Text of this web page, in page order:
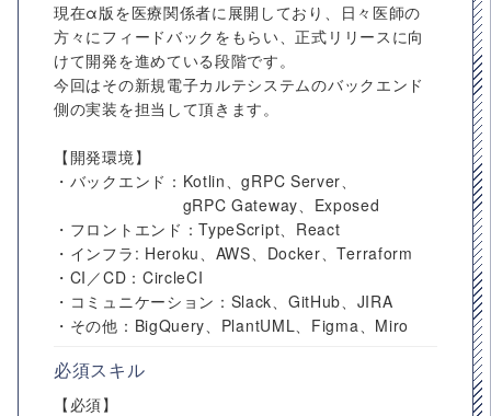
現在α版を医療関係者に展開しており、日々医師の
方々にフィードバックをもらい、正式リリースに向
けて開発を進めている段階です。
今回はその新規電子カルテシステムのバックエンド
側の実装を担当して頂きます。
【開発環境】
・バックエンド：Kotlin、gRPC Server、
gRPC Gateway、Exposed
・フロントエンド：TypeScript、React
・インフラ: Heroku、AWS、Docker、Terraform
・CI／CD：CircleCI
・コミュニケーション：Slack、GitHub、JIRA
・その他：BigQuery、PlantUML、Figma、Miro
必須スキル
【必須】